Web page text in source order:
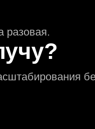
разовая.